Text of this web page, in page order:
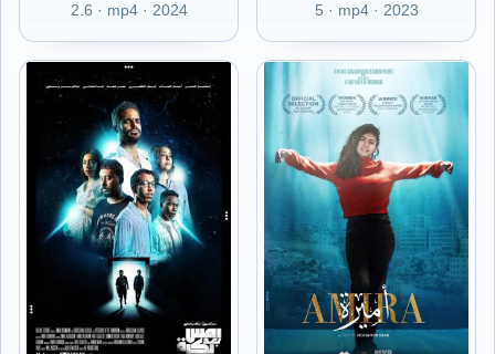
2.6 · mp4 · 2024 5 · mp4 · 2023